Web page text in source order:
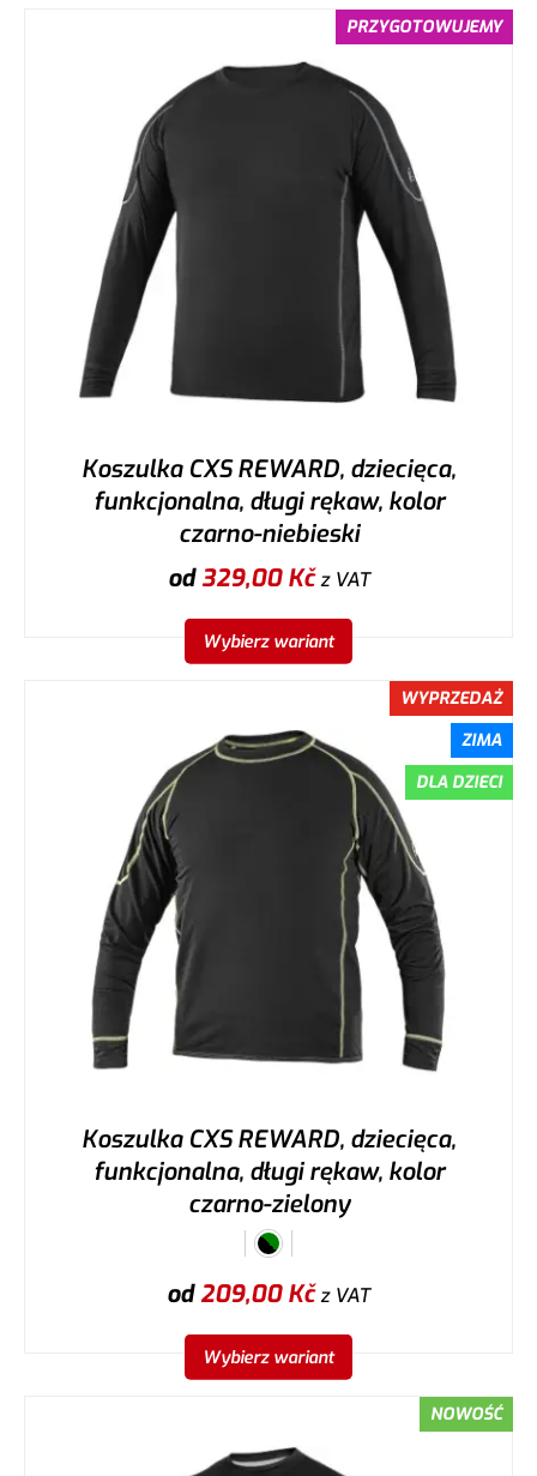
PRZYGOTOWUJEMY
Koszulka CXS REWARD, dziecięca,
funkcjonalna, długi rękaw, kolor
czarno-niebieski
od329,00Kčz VAT
Wybierz wariant
WYPRZEDAŻ
ZIMA
DLA DZIECI
Koszulka CXS REWARD, dziecięca,
funkcjonalna, długi rękaw, kolor
czarno-zielony
od209,00Kčz VAT
Wybierz wariant
NOWOŚĆ